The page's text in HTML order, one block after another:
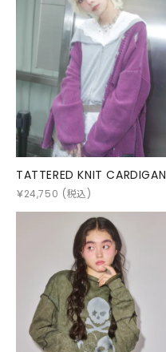
TATTERED KNIT CARDIGAN
￥24,750 (税込)